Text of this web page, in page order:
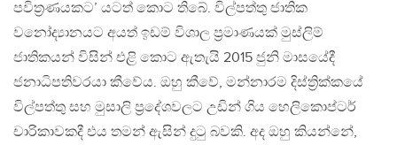
පවිත්‍රණයකට’ යටත් කොට තිබේ. විල්පත්තු ජාතික
වනෝද්‍යානයට අයත් ඉඩම් විශාල ප්‍රමාණයක් මුස්ලිම්
ජාතිකයන් විසින් එළි කොට ඇතැයි 2015 ජුනි මාසයේදී
ජනාධිපතිවරයා කීවේය. ඔහු කීවේ, මන්නාරම දිස්ත්‍රික්කයේ
විල්පත්තු සහ මුසාලි ප්‍රදේශවලට උඩින් ගිය හෙලිකොප්ටර්
චාරිකාවකදී එය තමන් ඇසින් දුටු බවකි. අද ඔහු කියන්නේ,